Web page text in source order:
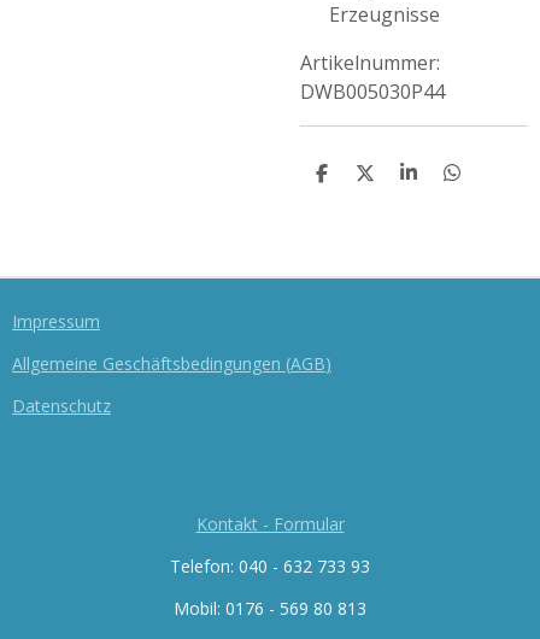
Erzeugnisse
Artikelnummer:
DWB005030P44
T
N
T
N
T
N
T
N
Impressum
Allgemeine Geschäftsbedingungen (AGB)
Datenschutz
Kontakt - Formular
Telefon: 040 - 632 733 93
Mobil: 0176 - 569 80 813